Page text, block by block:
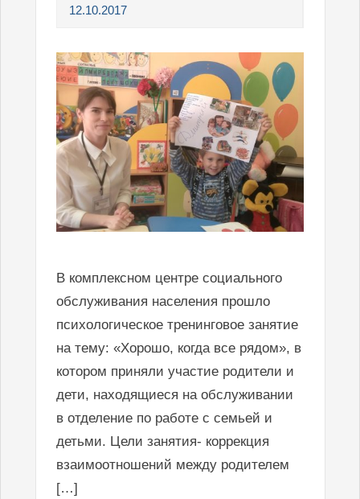
12.10.2017
В комплексном центре социального
обслуживания населения прошло
психологическое тренинговое занятие
на тему: «Хорошо, когда все рядом», в
котором приняли участие родители и
дети, находящиеся на обслуживании
в отделение по работе с семьей и
детьми. Цели занятия- коррекция
взаимоотношений между родителем
[…]